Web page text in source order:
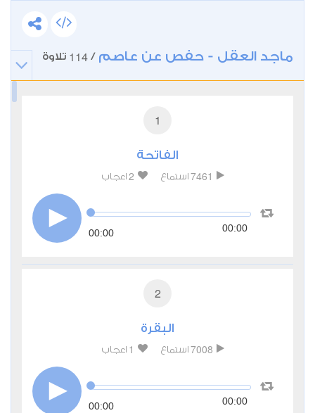
ماجد العقل - حفص عن عاصم /
114 تلاوة
1
الفاتحة
7461 استماع 2 اعجاب
00:00 00:00
2
البقرة
7008 استماع 1 اعجاب
00:00 00:00